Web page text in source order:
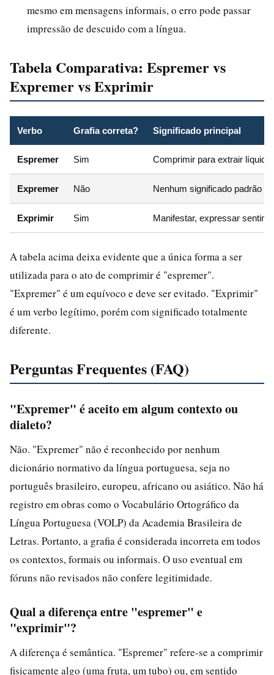
mesmo em mensagens informais, o erro pode passar
impressão de descuido com a língua.
Tabela Comparativa: Espremer vs
Expremer vs Exprimir
Verbo Grafia correta? Significado principal
Espremer Sim Comprimir para extrair
Expremer Não Nenhum significado padrão –
Exprimir Sim Manifestar, expressar
A tabela acima deixa evidente que a única forma a ser
utilizada para o ato de comprimir é "espremer".
"Expremer" é um equívoco e deve ser evitado. "Exprimir"
é um verbo legítimo, porém com significado totalmente
diferente.
Perguntas Frequentes (FAQ)
"Expremer" é aceito em algum contexto ou
dialeto?
Não. "Expremer" não é reconhecido por nenhum
dicionário normativo da língua portuguesa, seja no
português brasileiro, europeu, africano ou asiático. Não há
registro em obras como o Vocabulário Ortográfico da
Língua Portuguesa (VOLP) da Academia Brasileira de
Letras. Portanto, a grafia é considerada incorreta em todos
os contextos, formais ou informais. O uso eventual em
fóruns não revisados não confere legitimidade.
Qual a diferença entre "espremer" e
"exprimir"?
A diferença é semântica. "Espremer" refere-se a comprimir
fisicamente algo (uma fruta, um tubo) ou, em sentido